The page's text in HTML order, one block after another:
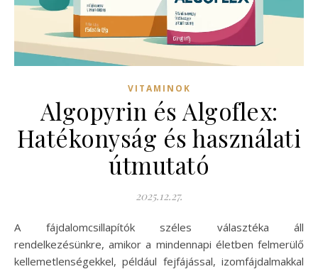
VITAMINOK
Algopyrin és Algoflex:
Hatékonyság és használati
útmutató
2025.12.27.
A fájdalomcsillapítók széles választéka áll
rendelkezésünkre, amikor a mindennapi életben felmerülő
kellemetlenségekkel, például fejfájással, izomfájdalmakkal